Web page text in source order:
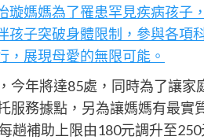
璇媽媽為了罹患罕見疾病孩子
孩子突破身體限制，參與各項
，展現母愛的無限可能。
今年將達85處，同時為了讓
服務據點，另為讓媽媽有最實
趟補助上限由180元調升至